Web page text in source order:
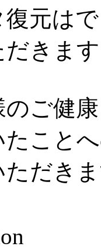
復元は
きま
ご健
こと
だき